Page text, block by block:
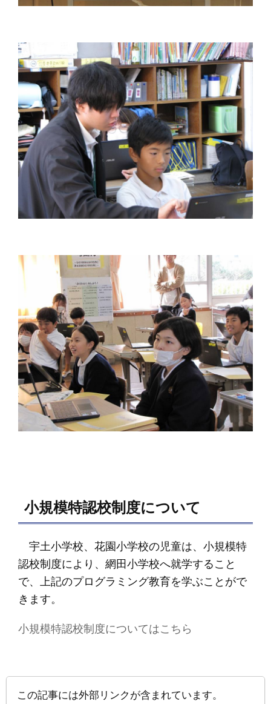
小規模特認校制度について
宇土小学校、花園小学校の児童は、小規模特
認校制度により、網田小学校へ就学すること
で、上記のプログラミング教育を学ぶことがで
きます。
小規模特認校制度についてはこちら
この記事には外部リンクが含まれています。